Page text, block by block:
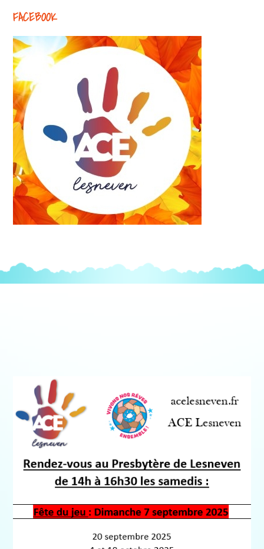
FACEBOOK